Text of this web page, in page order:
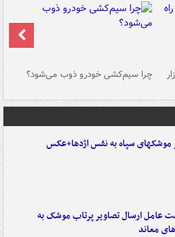
چرا سیم‌کشی خودرو ذوب می‌شود؟
موشکهای سپاه به نفس اژدها+عکس
عامل ارسال تصاویر پرتاب موشک به
معاند